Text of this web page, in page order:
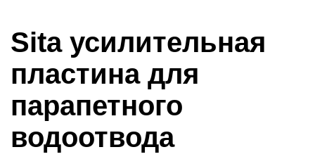
Sita усилительная
пластина для
парапетного
водоотвода